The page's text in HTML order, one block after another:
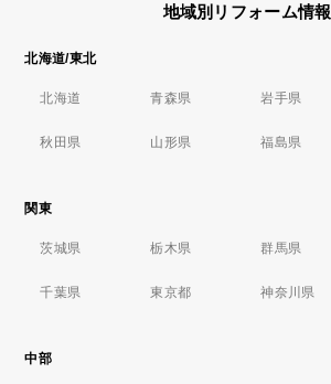
地域別リフォーム情報
北海道/東北
北海道 青森県 岩手県
秋田県 山形県 福島県
関東
茨城県 栃木県 群馬県
千葉県 東京都 神奈川県
中部